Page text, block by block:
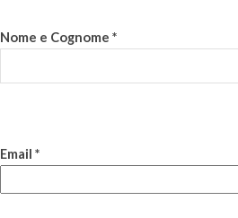
Nome e Cognome *
Email *